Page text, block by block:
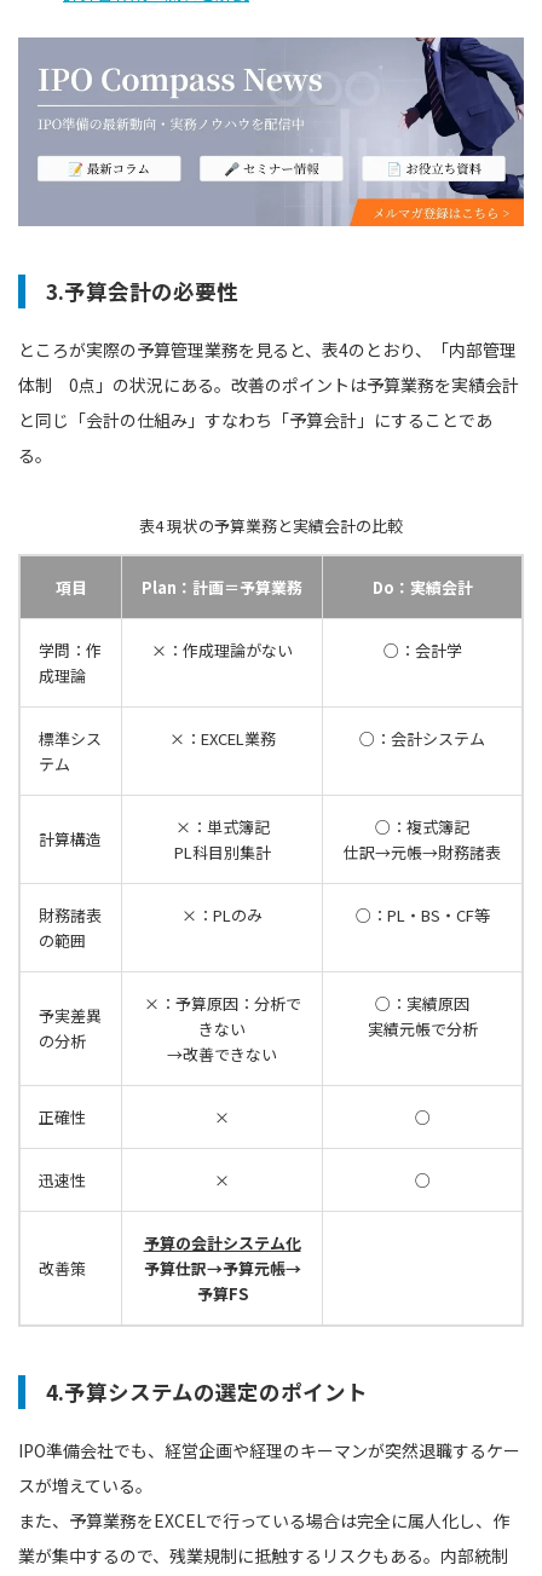
3.予算会計の必要性
ところが実際の予算管理業務を見ると、表4のとおり、「内部管理
体制 0点」の状況にある。改善のポイントは予算業務を実績会計
と同じ「会計の仕組み」すなわち「予算会計」にすることであ
る。
表4 現状の予算業務と実績会計の比較
項目 Plan：計画＝予算業務 Do：実績会計
学問：作
成理論
×：作成理論がない ○：会計学
標準シス
テム
×：EXCEL業務 ○：会計システム
計算構造
×：単式簿記
PL科目別集計
○：複式簿記
仕訳→元帳→財務諸表
財務諸表
の範囲
×：PLのみ ○：PL・BS・CF等
予実差異
の分析
×：予算原因：分析で
きない
→改善できない
○：実績原因
実績元帳で分析
正確性 × ○
迅速性 × ○
改善策
予算の会計システム化
予算仕訳→予算元帳→
予算FS
4.予算システムの選定のポイント
IPO準備会社でも、経営企画や経理のキーマンが突然退職するケー
スが増えている。
また、予算業務をEXCELで行っている場合は完全に属人化し、作
業が集中するので、残業規制に抵触するリスクもある。内部統制